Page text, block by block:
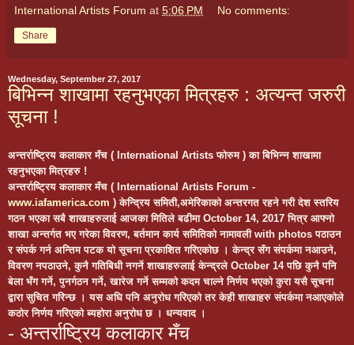
International Artists Forum at 5:06 PM No comments:
Share
Wednesday, September 27, 2017
बिभिन्न शाखामा रहनुभएका मित्रहरु : अत्यन्त जरुरी
सूचना !
अन्तर्राष्ट्रिय कलाकार मँच ( International Artists फोरुम ) का बिभिन्न शाखामा
रहनुभएका मित्रहरु !
अन्तर्राष्ट्रिय कलाकार मँच ( International Artists Forum -
www.iafamerica.com ) केन्द्रिय समिती,अमेरिकाको अन्तरगत रहने गरी देश स्तरिय
गठन भएका सबै शाखाहरुलाई आजका मितिले बढीमा October 14, 2017 भित्र आफ्नो
शाखा अन्तर्गत भए गरेका विवरण, बर्तमान कार्य समितिको नामावली with photos पठाउन
र संपर्क गर्न अन्तिम पटक यो सूचना प्रकाशित गरिएकोछ । केन्द्र सँग संपर्कमा नआउने,
विवरण नपठाउने, कुनै गतिबिधी नगर्ने शाखाहरुलाई केन्द्रले October 14 पछि कुनै पनि
बेला भँग गर्ने, पुनर्गठन गर्ने, खारेज गर्ने सम्मको कदम चाल्ने निर्णय भएको कुरा यसै सूचना
द्वारा सुचित गरिन्छ । यस अघि पनि अनुरोध गरिएको तर केही शाखाहरु संपर्कमा नआएकोले
कठोर निर्णय गरिएको ब्यहोरा अनुरोध छ । धन्यवाद ।
- अन्तर्राष्ट्रिय कलाकार मँच